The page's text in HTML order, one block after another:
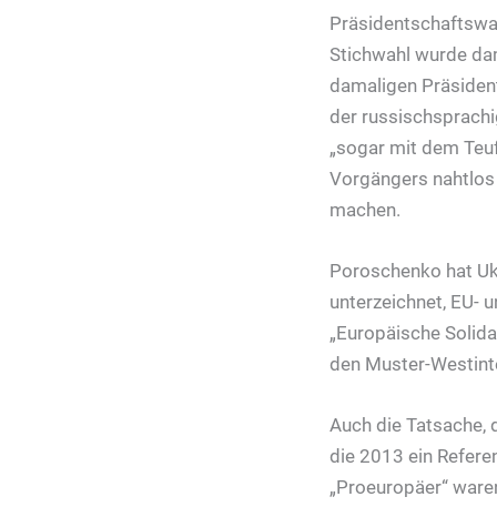
Stichwahl wurde
damaligen
der
„sogar mit dem
Vorgängers
machen.
Poroschenko hat
unterzeichnet, EU-
„Europäische
den Muster-
Auch die Tatsache,
die 2013 ein
„Proeuropäer“